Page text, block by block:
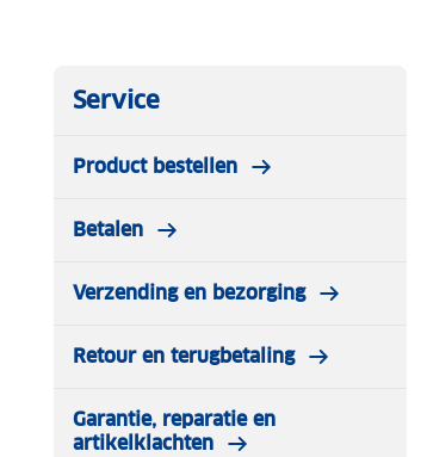
Service
Product bestellen
Betalen
Verzending en bezorging
Retour en terugbetaling
Garantie, reparatie en
artikelklachten